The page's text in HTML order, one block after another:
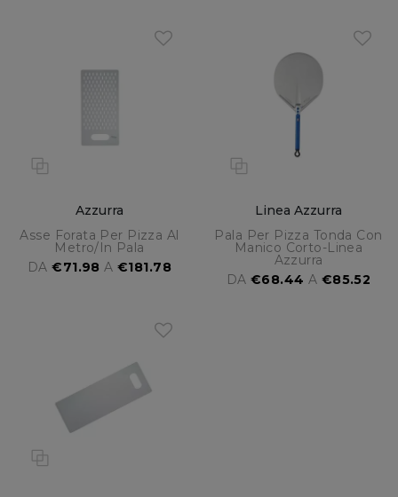
Azzurra
Asse Forata Per Pizza Al
Metro/in Pala
DA€71.98 A€181.78
Linea Azzurra
Pala Per Pizza Tonda Con
Manico Corto-Linea
Azzurra
DA €68.44 A €85.52